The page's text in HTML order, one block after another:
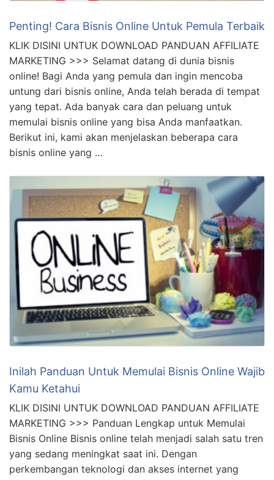
Penting! Cara Bisnis Online Untuk Pemula Terbaik
KLIK DISINI UNTUK DOWNLOAD PANDUAN AFFILIATE
MARKETING >>> Selamat datang di dunia bisnis
online! Bagi Anda yang pemula dan ingin mencoba
untung dari bisnis online, Anda telah berada di tempat
yang tepat. Ada banyak cara dan peluang untuk
Berikut ini, kami akan menjelaskan beberapa cara
bisnis online yang …
Inilah Panduan Untuk Memulai Bisnis Online Wajib
Kamu Ketahui
KLIK DISINI UNTUK DOWNLOAD PANDUAN AFFILIATE
MARKETING >>> Panduan Lengkap untuk Memulai